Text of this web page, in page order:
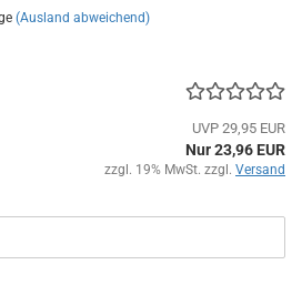
(Ausland abweichend)
UVP 29,95 EUR
Nur 23,96 EUR
zzgl. 19% MwSt. zzgl. Versand